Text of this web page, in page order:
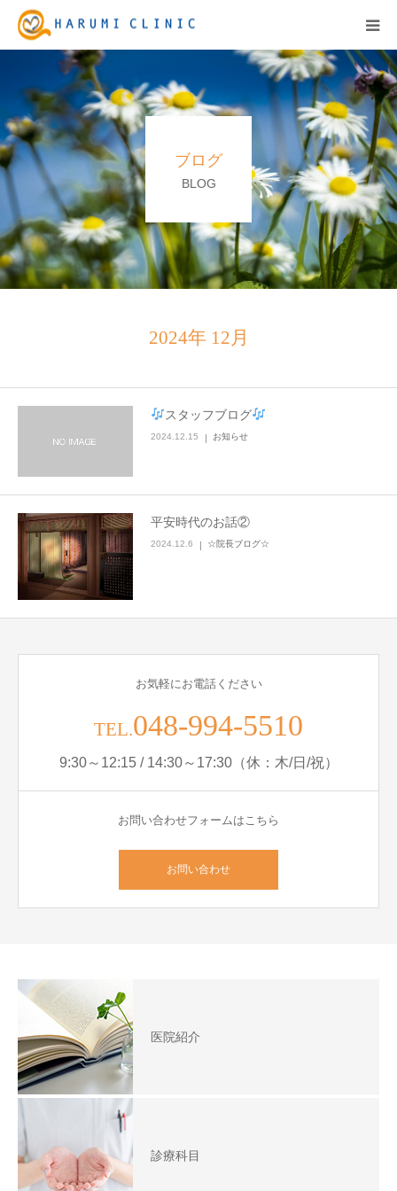
ブログ
BLOG
2024年 12月
スタッフブログ
2024.12.15 お知らせ
平安時代のお話②
2024.12.6 ☆院長ブログ☆
お気軽にお電話ください
TEL.048-994-5510
9:30～12:15 / 14:30～17:30（休：木/日/祝）
お問い合わせフォームはこちら
お問い合わせ
医院紹介
診療科目
HOME
保険診療
自由診療&料金表
キャンペーン
お知らせ
お問い合わせ